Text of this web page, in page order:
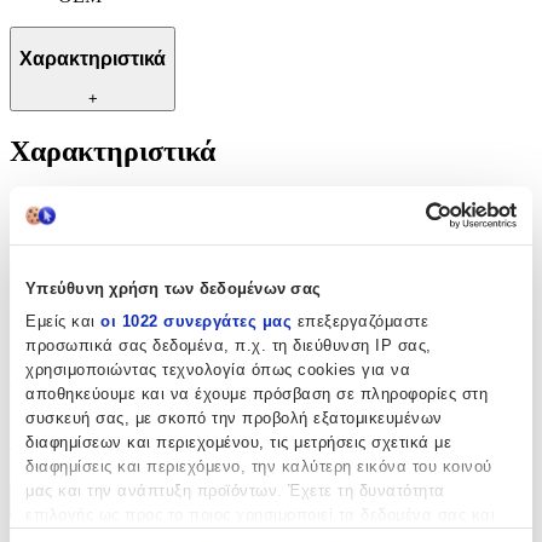
Υπεύθυνη χρήση των δεδομένων σας
Εμείς και οι 1022 συνεργάτες μας επεξεργαζόμαστε
προσωπικά σας δεδομένα, π.χ. τη διεύθυνση IP σας,
χρησιμοποιώντας τεχνολογία όπως cookies για να
αποθηκεύουμε και να έχουμε πρόσβαση σε πληροφορίες στη
συσκευή σας, με σκοπό την προβολή εξατομικευμένων
διαφημίσεων και περιεχομένου, τις μετρήσεις σχετικά με
διαφημίσεις και περιεχόμενο, την καλύτερη εικόνα του κοινού
μας και την ανάπτυξη προϊόντων. Έχετε τη δυνατότητα
Χαρακτηριστικά
+
Χαρακτηριστικά
Υλικό
Πλαστικό
Κατασκευαστής:
OEM
Αξιολογήσεις
Προς το παρόν δεν υπάρχουν άλλες αξιολογήσεις. Όταν
προστεθούν, θα εμφανιστούν εδώ.
Η τελική βαθμολογία βασίζεται αποκλειστικά σε κριτικές χρηστών